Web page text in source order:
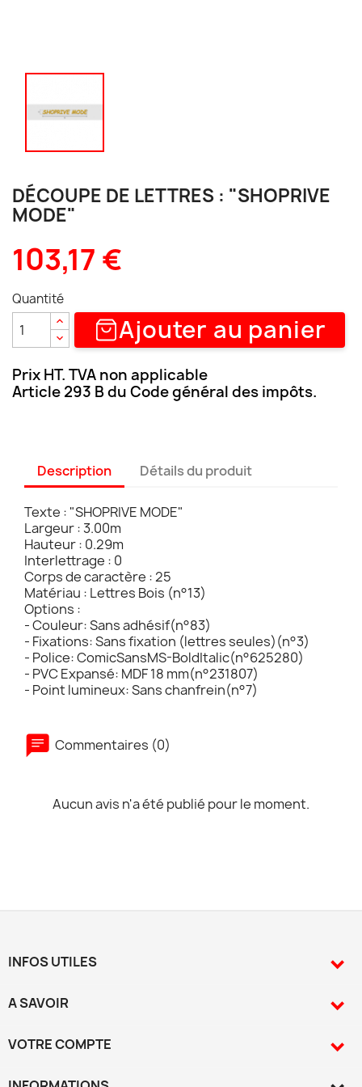
DÉCOUPE DE LETTRES : "SHOPRIVE
MODE"
103,17 €
Quantité
Ajouter au panier
Prix HT. TVA non applicable
Article 293 B du Code général des impôts.
Description Détails du produit
Texte : "SHOPRIVE MODE"
Largeur : 3.00m
Hauteur : 0.29m
Interlettrage : 0
Corps de caractère : 25
Matériau : Lettres Bois (n°13)
Options :
- Couleur: Sans adhésif(n°83)
- Fixations: Sans fixation (lettres seules)(n°3)
- Police: ComicSansMS-BoldItalic(n°625280)
- PVC Expansé: MDF 18 mm(n°231807)
- Point lumineux: Sans chanfrein(n°7)
Commentaires (0)
Aucun avis n'a été publié pour le moment.
INFOS UTILES 
A SAVOIR 
VOTRE COMPTE 